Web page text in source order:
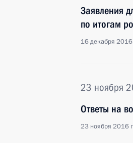
Заявления
по итогам
16 декабря
23 ноября
Ответы на
23 ноября 2016